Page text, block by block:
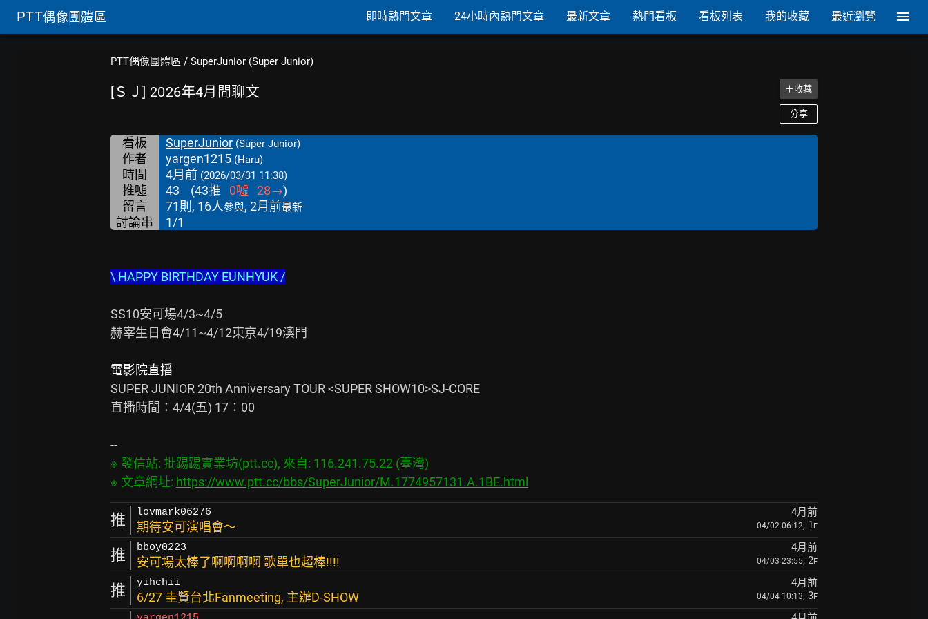
PTT偶像團體區 即時熱門文章 24小時內熱門文章 最新文章 熱門看板 看板列表 我的收藏 最近瀏覽
PTT偶像團體區 / SuperJunior (Super Junior)
[ＳＪ] 2026年4月閒聊文 ＋收藏
分享
看板 SuperJunior (Super Junior)
作者 yargen1215 (Haru)
時間 4月前 (2026/03/31 11:38)
推噓 43 (43推 0噓 28→)
留言
71則, 16人參與, 2月前最新
討論串 1/1
\ HAPPY BIRTHDAY EUNHYUK /
SS10安可場4/3~4/5
赫宰生日會4/11~4/12東京4/19澳門
電影院直播
SUPER JUNIOR 20th Anniversary TOUR <SUPER SHOW10>SJ-CORE
直播時間：4/4(五) 17：00
※ 發信站: 批踢踢實業坊(ptt.cc), 來自: 116.241.75.22 (臺灣)
※ 文章網址: https://www.ptt.cc/bbs/SuperJunior/M.1774957131.A.1BE.html
推 lovmark06276 4月前
期待安可演唱會～ 04/02 06:12, 1 F
推 bboy0223 4月前
安可場太棒了啊啊啊啊 歌單也超棒!!!! 04/03 23:55, 2F
推 yihchii 4月前
6/27 圭賢台北Fanmeeting, 主辦D-SHOW 04/04 10:13, 3F